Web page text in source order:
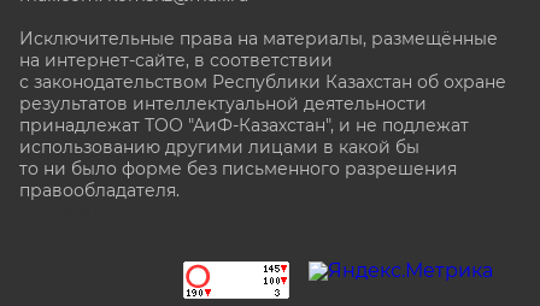
Исключительные права на материалы, размещённые
на интернет-сайте, в соответствии
с законодательством Республики Казахстан об охране
результатов интеллектуальной деятельности
принадлежат ТОО "АиФ-Казахстан", и не подлежат
использованию другими лицами в какой бы
то ни было форме без письменного разрешения
правообладателя.